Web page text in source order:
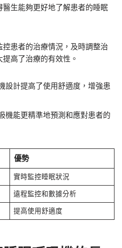
生能夠更好地了解患者的睡眠
患者的治療情況，及時調整治
高了治療的有效性。
設計提高了使用舒適度，增強患
機能更精準地預測和應對患者的
優勢
實時監控睡眠狀況
遠程監控和數據分析
提高使用舒適度